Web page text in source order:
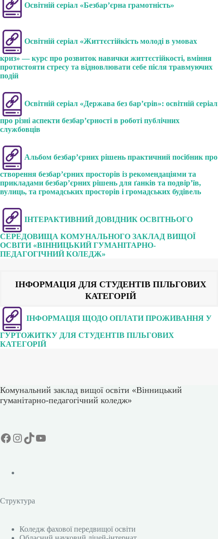
Освітній серіал «Безбар’єрна грамотність»
Освітній серіал «Життєстійкість молоді в умовах
криз» — курс про розвиток навички життєстійкості, вміння
протистояти стресу та відновлювати себе після травмуючих
подій
Освітній серіал «Держава без бар’єрів»: освітній серіал
про різні аспекти безбар’єрності в роботі публічних
службовців
Альбом безбар’єрних рішень практичний посібник про
створення безбар’єрних просторів із рекомендаціями та
прикладами безбар’єрних рішень для ґанків та подвір’їв,
вулиць, та громадських просторів і громадських будівель
ІНТЕРАКТИВНИЙ ДОВІДНИК ОСВІТНЬОГО
СЕРЕДОВИЩА КОМУНАЛЬНОГО ЗАКЛАД ВИЩОЇ
ОСВІТИ «ВІННИЦЬКИЙ ГУМАНІТАРНО-
ПЕДАГОГІЧНИЙ КОЛЕДЖ»
ІНФОРМАЦІЯ ДЛЯ СТУДЕНТІВ ПІЛЬГОВИХ
КАТЕГОРІЙ
ІНФОРМАЦІЯ ЩОДО ОПЛАТИ ПРОЖИВАННЯ У
ГУРТОЖИТКУ ДЛЯ СТУДЕНТІВ ПІЛЬГОВИХ
КАТЕГОРІЙ
Комунальний заклад вищої освіти «Вінницький
гуманітарно-педагогічний коледж»
Facebook
Instagram
TikTok
YouTube
Структура
Коледж фахової передвищої освіти